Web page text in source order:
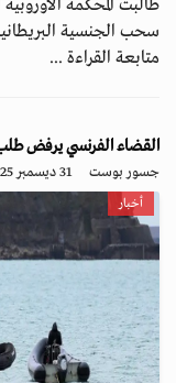
طالبت المحكمة
سحب الجنسية
متابعة القراءة ...
القضاء الفرنسي يرفض طلب 17 منظمة لإلغاء اتفاق الهجرة مع
جسور بوست 31 ديسمبر 2025 - 16:02
أخبار